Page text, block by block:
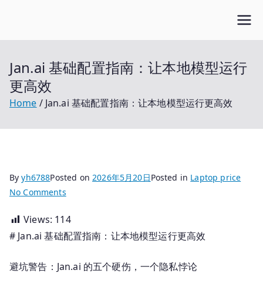
Jan.ai 基础配置指南：让本地模型运行
更高效
Home Jan.ai 基础配置指南：让本地模型运行更高效
Byyh6788Posted on2026年5月20日Posted in Laptop price
No Commentson
基
础
置
Views: 114
# Jan.ai 基础配置指南：让本地模型运行更高效
避坑警告：Jan.ai 的五个硬伤，一个隐私悖论